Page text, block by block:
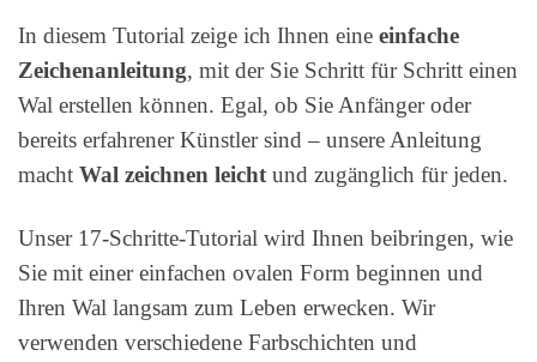
In diesem Tutorial zeige ich Ihnen eine einfache
Zeichenanleitung, mit der Sie Schritt für Schritt einen
Wal erstellen können. Egal, ob Sie Anfänger oder
bereits erfahrener Künstler sind – unsere Anleitung
macht Wal zeichnen leicht und zugänglich für jeden.
Unser 17-Schritte-Tutorial wird Ihnen beibringen, wie
Sie mit einer einfachen ovalen Form beginnen und
Ihren Wal langsam zum Leben erwecken. Wir
verwenden verschiedene Farbschichten und